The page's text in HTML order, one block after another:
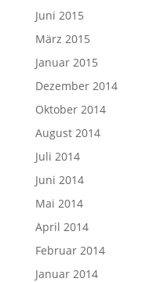
Juni 2015
März 2015
Januar 2015
Dezember 2014
Oktober 2014
August 2014
Juli 2014
Juni 2014
Mai 2014
April 2014
Februar 2014
Januar 2014